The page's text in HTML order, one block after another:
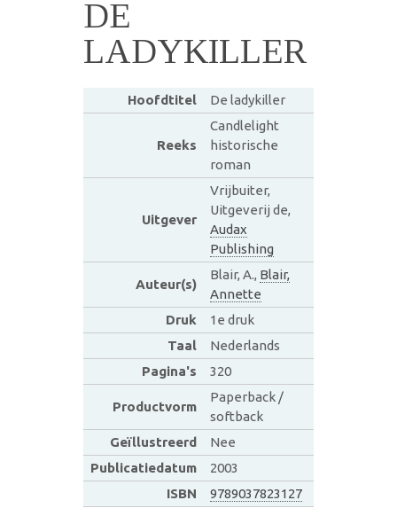
DE
LADYKILLER
Hoofdtitel De ladykiller
Reeks
Candlelight
historische
roman
Uitgever
Vrijbuiter,
Uitgeverij de,
Audax
Publishing
Auteur(s)
Blair, A., Blair,
Annette
Druk
1e druk
Taal
Nederlands
Pagina's
320
Productvorm
Paperback /
softback
Geïllustreerd
Nee
Publicatiedatum
2003
ISBN
9789037823127